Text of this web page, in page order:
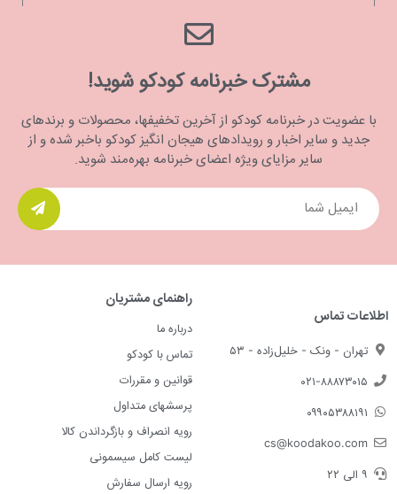
مشترک خبرنامه کودکو شوید!
با عضویت در خبرنامه کودکو از آخرین تخفیفها، محصولات و برندهای
جدید و سایر اخبار و رویدادهای هیجان انگیز کودکو باخبر شده و از
سایر مزایای ویژه اعضای خبرنامه بهره‌مند شوید.
اطلاعات تماس
تهران - ونک - خلیل‌زاده - ۵۳
۰۲۱-۸۸۸۷۳۰۱۵
۰۹۹۰۵۳۸۸۱۹۱
cs@koodakoo.com
۹ الی ۲۲
راهنمای مشتریان
درباره ما
تماس با کودکو
قوانین و مقررات
پرسشهای متداول
رویه انصراف و بازگرداندن کالا
لیست کامل سیسمونی
رویه ارسال سفارش